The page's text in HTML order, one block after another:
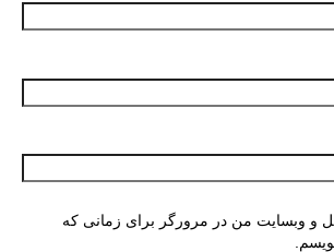
و وبسایت من در مرورگر برای زمانی که